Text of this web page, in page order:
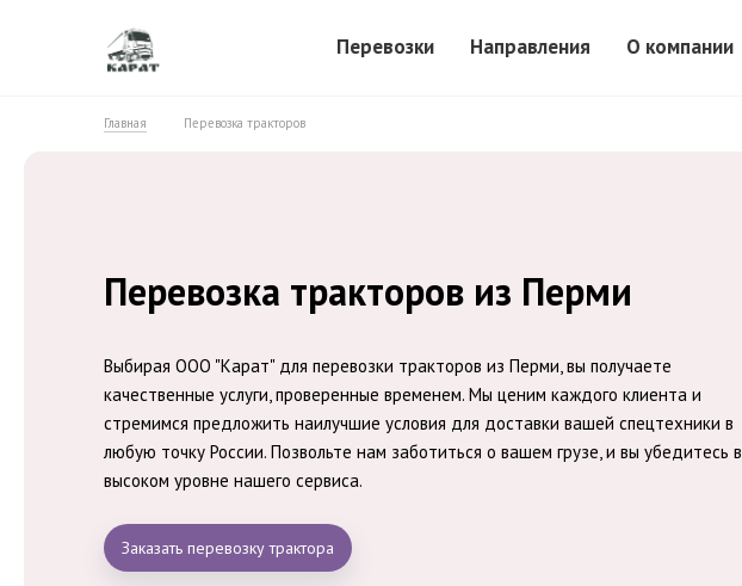
Перевозки Направления О компании
Главная Перевозка тракторов
Перевозка тракторов из Перми
Выбирая ООО "Карат" для перевозки тракторов из Перми, вы получаете
качественные услуги, проверенные временем. Мы ценим каждого клиента и
стремимся предложить наилучшие условия для доставки вашей спецтехники в
любую точку России. Позвольте нам заботиться о вашем грузе, и вы убедитесь в
высоком уровне нашего сервиса.
Заказать перевозку трактора